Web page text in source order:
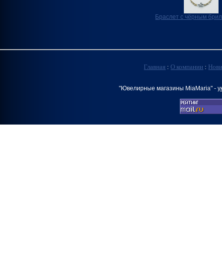
Браслет с чёрным
Главная :О компании :
"Ювелирные магазины MiaMaria" -